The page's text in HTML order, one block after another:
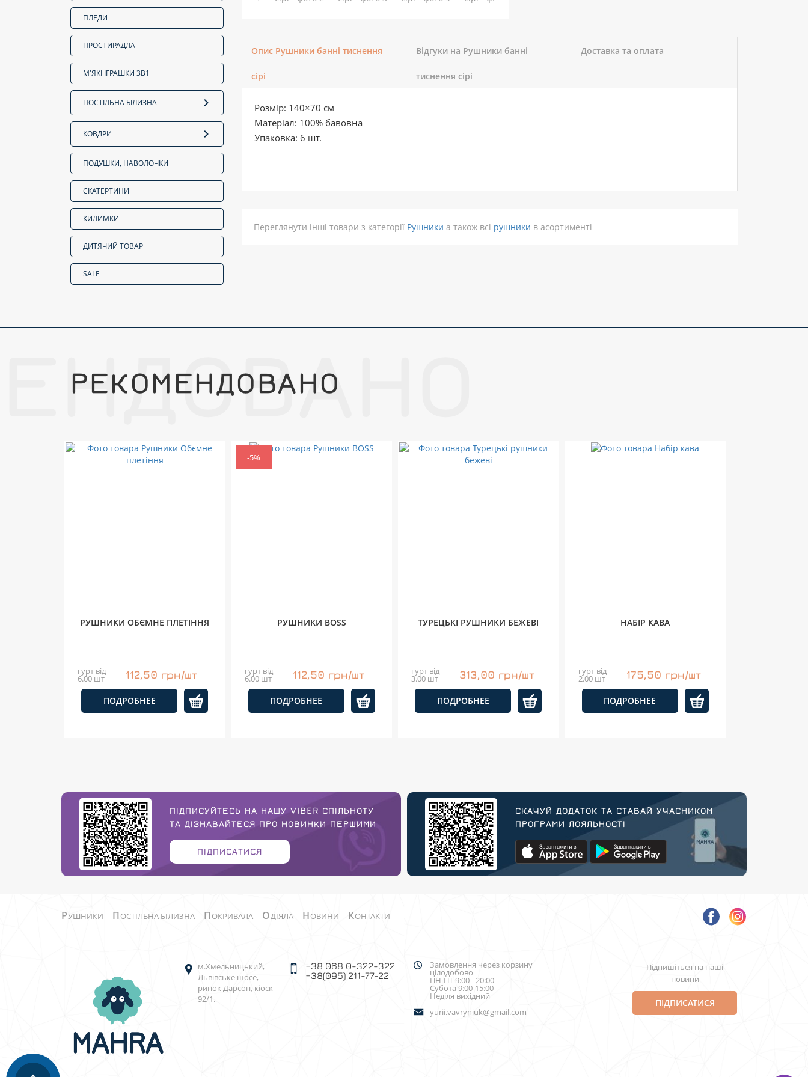
ПЛЕДИ
ПРОСТИРАДЛА
М'ЯКІ ІГРАШКИ 3В1
ПОСТІЛЬНА БІЛИЗНА
КОВДРИ
ПОДУШКИ, НАВОЛОЧКИ
СКАТЕРТИНИ
КИЛИМКИ
ДИТЯЧИЙ ТОВАР
SALE
Опис Рушники банні тиснення
сірі
Відгуки на Рушники банні
тиснення сірі
Доставка та оплата
Розмір: 140×70 см
Матеріал: 100% бавовна
Упаковка: 6 шт.
Переглянути інші товари з категорії Рушники а також всі рушники в асортименті
РЕКОМЕНДОВАНО
РУШНИКИ ОБЄМНЕ ПЛЕТІННЯ
гурт від
6.00 шт 112,50 грн/шт
ПОДРОБНЕЕ
-5%
РУШНИКИ BOSS
гурт від
6.00 шт 112,50 грн/шт
ПОДРОБНЕЕ
ТУРЕЦЬКІ РУШНИКИ БЕЖЕВІ
гурт від
3.00 шт 313,00 грн/шт
ПОДРОБНЕЕ
НАБІР КАВА
гурт від
2.00 шт 175,50 грн/шт
ПОДРОБНЕЕ
ПІДПИСУЙТЕСЬ НА НАШУ VIBER СПІЛЬНОТУ
ТА ДІЗНАВАЙТЕСЯ ПРО НОВИНКИ ПЕРШИМИ
ПІДПИСАТИСЯ
СКАЧУЙ ДОДАТОК ТА СТАВАЙ УЧАСНИКОМ
ПРОГРАМИ ЛОЯЛЬНОСТІ
РУШНИКИ ПОСТІЛЬНА БІЛИЗНА ПОКРИВАЛА ОДІЯЛА НОВИНИ КОНТАКТИ
м.Хмельницький,
Львівське шосе,
ринок Дарсон, кіоск
92/1.
+38 068 0-322-322
+38(095) 211-77-22
Замовлення через корзину
цілодобово
ПН-ПТ 9:00 - 20:00
Субота 9:00-15:00
Неділя вихідний
yurii.vavryniuk@gmail.com
Підпишіться на наші
новини
ПІДПИСАТИСЯ